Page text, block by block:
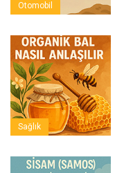
Otomobil
Sağlık